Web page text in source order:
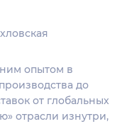
опытом в
до
от глобальных
отрасли изнутри,